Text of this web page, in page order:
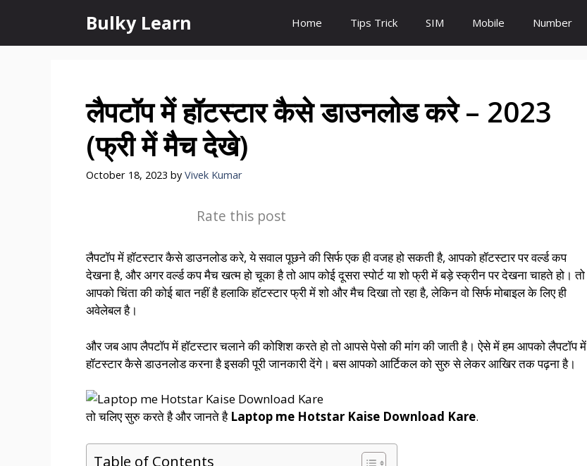
content
Bulky Learn Home Tips Trick SIM Mobile Number
लैपटॉप में हॉटस्टार कैसे डाउनलोड करे – 2023
(फ्री में मैच देखे)
October 18, 2023 by Vivek Kumar
Rate this post
लैपटॉप में हॉटस्टार कैसे डाउनलोड करे, ये सवाल पूछने की सिर्फ एक ही वजह हो सकती है, आपको हॉटस्टार पर वर्ल्ड कप
देखना है, और अगर वर्ल्ड कप मैच खत्म हो चूका है तो आप कोई दूसरा स्पोर्ट या शो फ्री में बड़े स्क्रीन पर देखना चाहते हो। तो
आपको चिंता की कोई बात नहीं है हलाकि हॉटस्टार फ्री में शो और मैच दिखा तो रहा है, लेकिन वो सिर्फ मोबाइल के लिए ही
अवेलेबल है।
और जब आप लैपटॉप में हॉटस्टार चलाने की कोशिश करते हो तो आपसे पेसो की मांग की जाती है। ऐसे में हम आपको लैपटॉप में
हॉटस्टार कैसे डाउनलोड करना है इसकी पूरी जानकारी देंगे। बस आपको आर्टिकल को सुरु से लेकर आखिर तक पढ़ना है।
तो चलिए सुरु करते है और जानते है Laptop me Hotstar Kaise Download Kare.
Table of Contents